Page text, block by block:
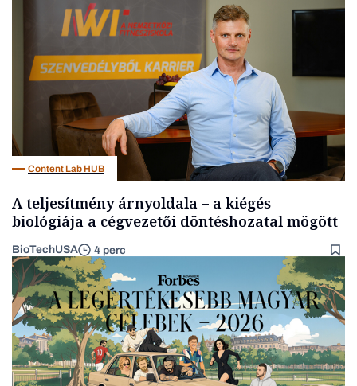
Content Lab HUB
A teljesítmény árnyoldala – a kiégés
biológiája a cégvezetői döntéshozatal mögött
BioTechUSA 4 perc